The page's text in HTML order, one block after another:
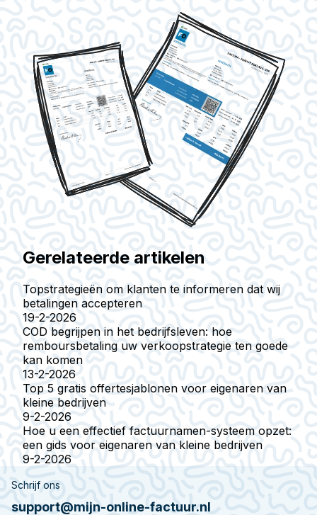
Gerelateerde artikelen
Topstrategieën om klanten te informeren dat wij
betalingen accepteren
19-2-2026
COD begrijpen in het bedrijfsleven: hoe
remboursbetaling uw verkoopstrategie ten goede
kan komen
13-2-2026
Top 5 gratis offertesjablonen voor eigenaren van
kleine bedrijven
9-2-2026
Hoe u een effectief factuurnamen-systeem opzet:
een gids voor eigenaren van kleine bedrijven
9-2-2026
Schrijf ons
support@mijn-online-factuur.nl